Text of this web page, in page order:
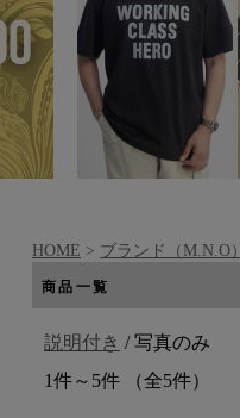
HOME > ブランド（M.N.O）
商品一覧
説明付き / 写真のみ
1件～5件 （全5件）